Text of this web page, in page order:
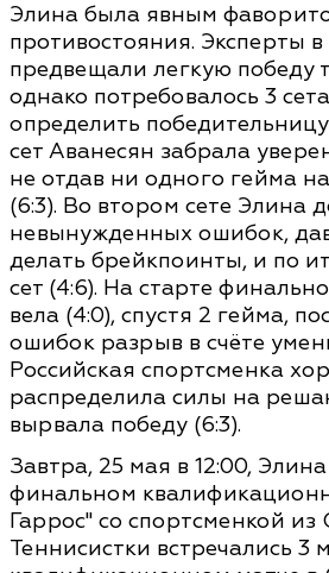
Элина была явным
противостояния. Эксперты
предвещали легкую победу
однако потребовалось 3
определить
сет Аванесян забрала
не отдав ни одного гейма
(6:3). Во втором сете Элина
невынужденных ошибок,
делать брейкпоинты, и по
сет (4:6). На старте
вела (4:0), спустя 2 гейма,
ошибок разрыв в счёте
Российская спортсменка
распределила силы на
вырвала победу (6:3).
Завтра, 25 мая в 12:00,
финальном
Гаррос" со спортсменкой
Теннисистки встречались 3